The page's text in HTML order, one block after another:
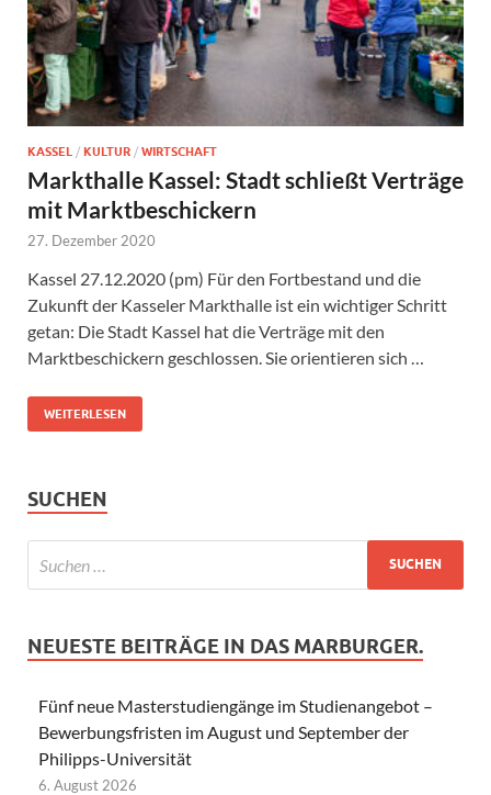
KASSEL / KULTUR / WIRTSCHAFT
Markthalle Kassel: Stadt schließt Verträge
mit Marktbeschickern
27. Dezember 2020
Kassel 27.12.2020 (pm) Für den Fortbestand und die
Zukunft der Kasseler Markthalle ist ein wichtiger Schritt
getan: Die Stadt Kassel hat die Verträge mit den
Marktbeschickern geschlossen. Sie orientieren sich …
WEITERLESEN
SUCHEN
NEUESTE BEITRÄGE IN DAS MARBURGER.
Fünf neue Masterstudiengänge im Studienangebot –
Bewerbungsfristen im August und September der
Philipps-Universität
6. August 2026